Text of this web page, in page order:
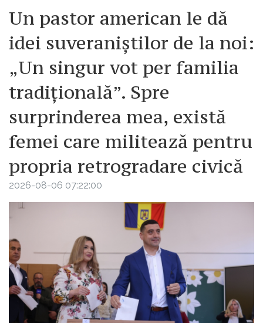
Un pastor american le dă
idei suveraniștilor de la noi:
„Un singur vot per familia
tradițională”. Spre
surprinderea mea, există
femei care militează pentru
propria retrogradare civică
2026-08-06 07:22:00